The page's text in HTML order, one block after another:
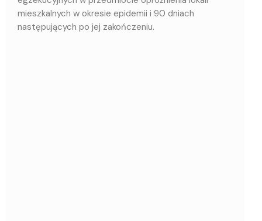
mieszkalnych w okresie epidemii i 90 dniach
następujących po jej zakończeniu.